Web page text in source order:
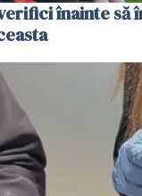
înainte să